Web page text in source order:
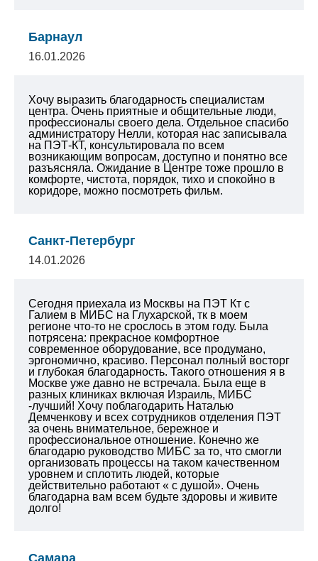
Барнаул
16.01.2026
Хочу выразить благодарность специалистам
центра. Очень приятные и общительные люди,
профессионалы своего дела. Отдельное спасибо
администратору Нелли, которая нас записывала
на ПЭТ-КТ, консультировала по всем
возникающим вопросам, доступно и понятно все
разъясняла. Ожидание в Центре тоже прошло в
комфорте, чистота, порядок, тихо и спокойно в
коридоре, можно посмотреть фильм.
Санкт-Петербург
14.01.2026
Сегодня приехала из Москвы на ПЭТ Кт с
Галием в МИБС на Глухарской, тк в моем
регионе что-то не срослось в этом году. Была
потрясена: прекрасное комфортное
современное оборудование, все продумано,
эргономично, красиво. Персонал полный восторг
и глубокая благодарность. Такого отношения я в
Москве уже давно не встречала. Была еще в
разных клиниках включая Израиль, МИБС
-лучший! Хочу поблагодарить Наталью
Демченкову и всех сотрудников отделения ПЭТ
за очень внимательное, бережное и
профессиональное отношение. Конечно же
благодарю руководство МИБС за то, что смогли
организовать процессы на таком качественном
уровнем и сплотить людей, которые
действительно работают « с душой». Очень
благодарна вам всем будьте здоровы и живите
долго!
Самара